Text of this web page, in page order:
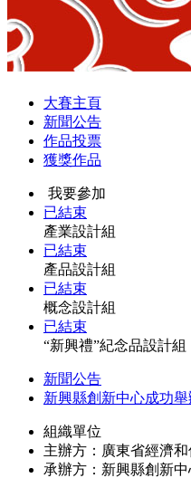
大賽主頁
新聞公告
作品投票
獲獎作品
我要參加
已結束
產業設計組
已結束
產品設計組
已結束
概念設計組
已結束
“新興禮”紀念品設計組
新聞公告
新興縣創新中心成功
組織單位
主辦方：廣東省經濟
承辦方：新興縣創新中